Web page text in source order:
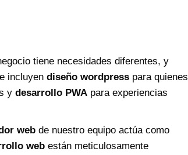
tiene necesidades diferentes, y
incluyen diseño wordpress para quienes
y desarrollo PWA para experiencias
web de nuestro equipo actúa como
web están meticulosamente